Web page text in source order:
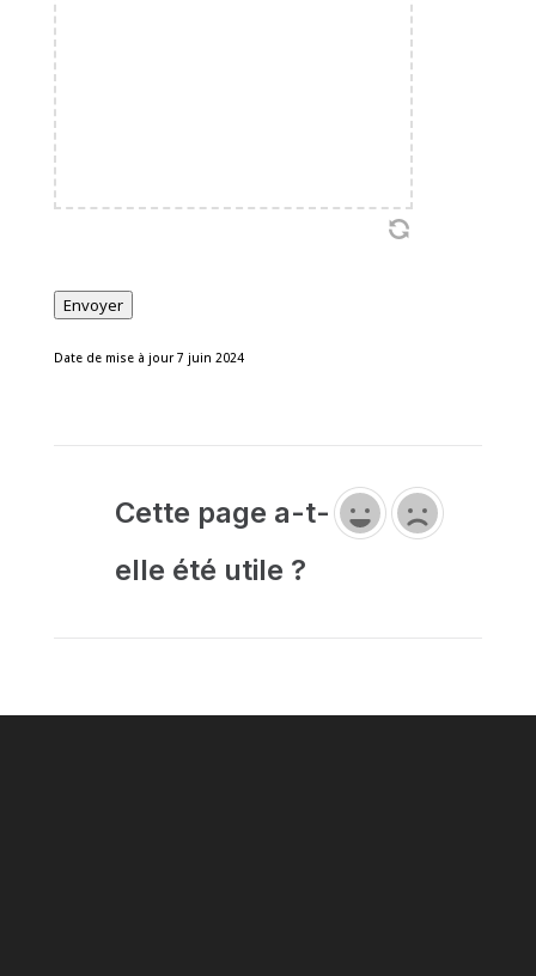
Envoyer
Date de mise à jour 7 juin 2024
Cette page a-t-
elle été utile ?